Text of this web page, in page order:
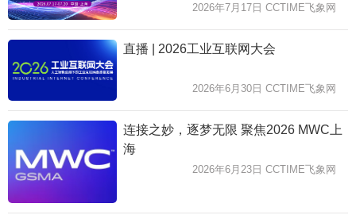
2026年7月17日 CCTIME飞象网
直播 | 2026工业互联网大会
2026年6月30日 CCTIME飞象网
连接之妙，逐梦无限 聚焦2026 MWC上
海
2026年6月23日 CCTIME飞象网